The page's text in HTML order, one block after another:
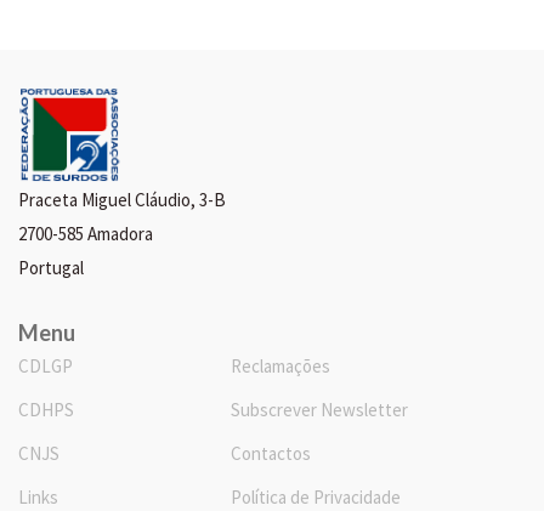
Praceta Miguel Cláudio, 3-B
2700-585 Amadora
Portugal
Menu
CDLGP
CDHPS
CNJS
Links
Reclamações
Subscrever Newsletter
Contactos
Política de Privacidade